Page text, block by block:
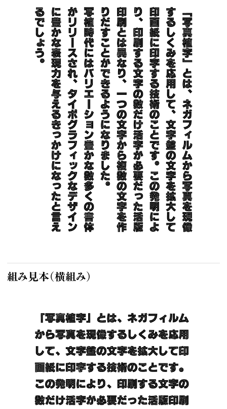
写真の原理を応用して、ネガ状の文字盤から1文字ずつ印字する手動写真植字
機、入力データに基づいた自動印字を可能にした自動写真植字機、そしてコン
ピュータによるレイアウトと文字の出力を可能にした電算写植。写真植字を3
つのカテゴリに分類し、そのしくみと写研の代表機種を紹介します。
Managed by
https://sha-ken.co.jp
組み見本（横組み）